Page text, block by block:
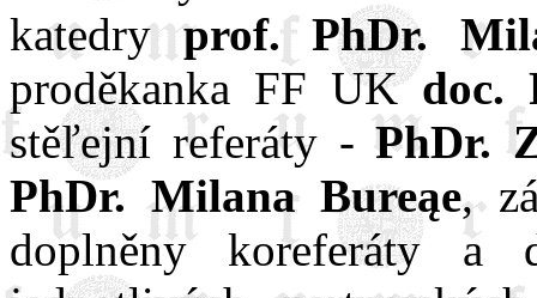
katedryprof. PhDr.
proděkanka FF UKdoc.
stěľejní referáty -PhDr.
PhDr. Milana Bureąe,
doplněny koreferáty a